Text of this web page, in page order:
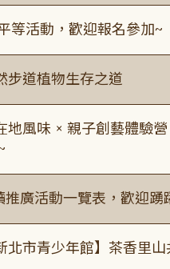
等活動，歡迎報名參加~
步道植物生存之道
地風味 × 親子創藝體驗
推廣活動一覽表，歡迎踴
北市青少年館】茶香里